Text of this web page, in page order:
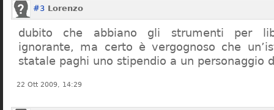
#3 Lorenzo
dubito che abbiano gli strumenti per
ignorante, ma certo è vergognoso che
statale paghi uno stipendio a un personaggio
22 Ott 2009, 14:29